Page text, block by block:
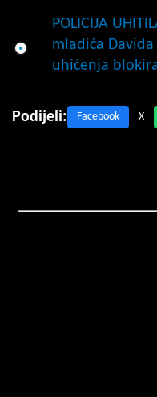
POLICIJA
mladića
uhićenja
Podijeli: Facebook X